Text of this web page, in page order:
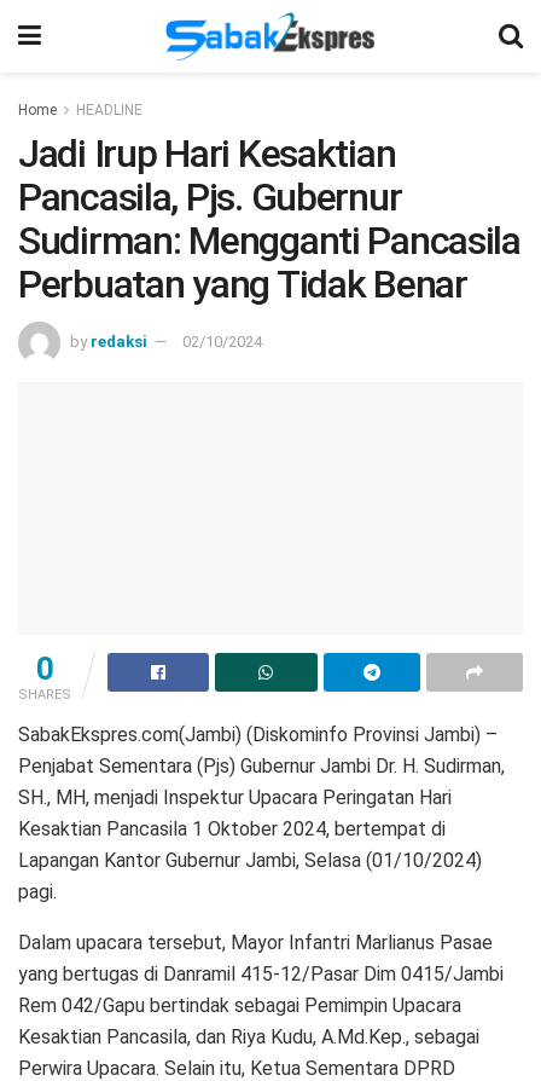
Home HEADLINE
Jadi Irup Hari Kesaktian
Pancasila, Pjs. Gubernur
Sudirman: Mengganti Pancasila
Perbuatan yang Tidak Benar
by redaksi 02/10/2024
0
SHARES
SabakEkspres.com(Jambi) (Diskominfo Provinsi Jambi) –
Penjabat Sementara (Pjs) Gubernur Jambi Dr. H. Sudirman,
SH., MH, menjadi Inspektur Upacara Peringatan Hari
Kesaktian Pancasila 1 Oktober 2024, bertempat di
Lapangan Kantor Gubernur Jambi, Selasa (01/10/2024)
pagi.
Dalam upacara tersebut, Mayor Infantri Marlianus Pasae
yang bertugas di Danramil 415-12/Pasar Dim 0415/Jambi
Rem 042/Gapu bertindak sebagai Pemimpin Upacara
Kesaktian Pancasila, dan Riya Kudu, A.Md.Kep., sebagai
Perwira Upacara. Selain itu, Ketua Sementara DPRD